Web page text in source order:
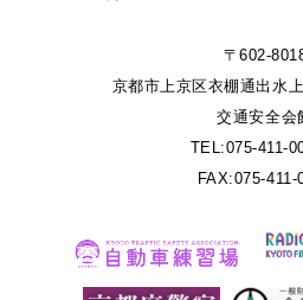
〒602-
京都市上京区衣棚通出水
交通安全会
TEL:075-411-
FAX:075-411-